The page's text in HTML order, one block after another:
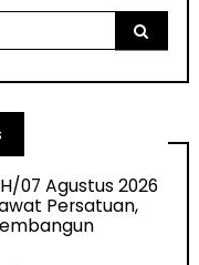
07 Agustus 2026
Persatuan,